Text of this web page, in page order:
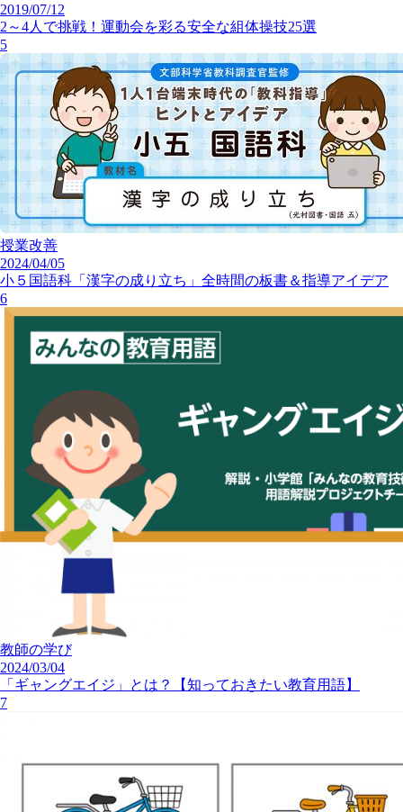
2019/07/12
2～4人で挑戦！運動会を彩る安全な組体操技25選
5
授業改善
2024/04/05
小５国語科「漢字の成り立ち」全時間の板書＆指導アイデア
6
教師の学び
2024/03/04
「ギャングエイジ」とは？【知っておきたい教育用語】
7